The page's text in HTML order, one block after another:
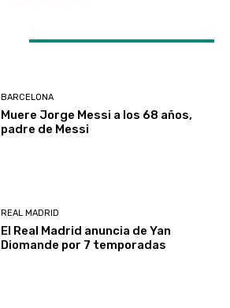
BARCELONA
Muere Jorge Messi a los 68 años,
padre de Messi
REAL MADRID
El Real Madrid anuncia de Yan
Diomande por 7 temporadas